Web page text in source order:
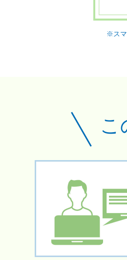
※スマ
こ